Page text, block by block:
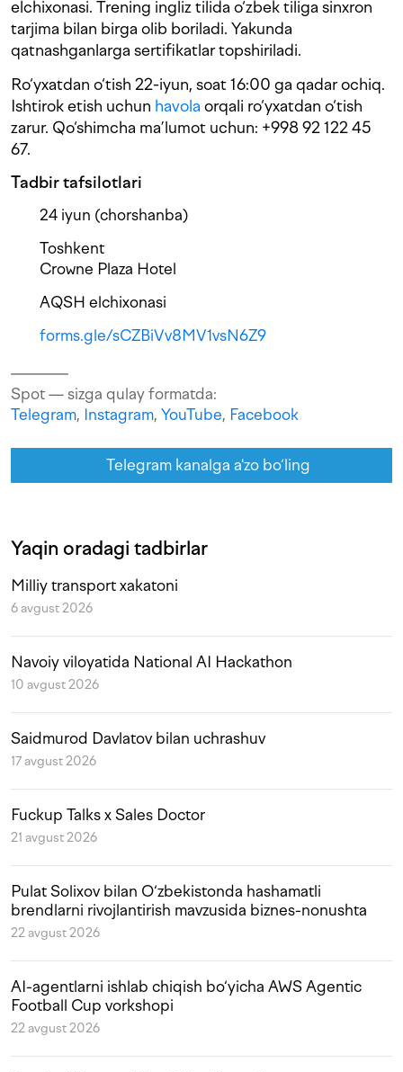
elchixonasi. Trening ingliz tilida o‘zbek tiliga sinxron
tarjima bilan birga olib boriladi. Yakunda
qatnashganlarga sertifikatlar topshiriladi.
Ro‘yxatdan o‘tish 22-iyun, soat 16:00 ga qadar ochiq.
Ishtirok etish uchun havola orqali ro‘yxatdan o‘tish
zarur. Qo‘shimcha ma’lumot uchun: +998 92 122 45
67.
Tadbir tafsilotlari
24 iyun (chorshanba)
Toshkent
Crowne Plaza Hotel
AQSH elchixonasi
forms.gle/sCZBiVv8MV1vsN6Z9
Spot — sizga qulay formatda:
Telegram, Instagram, YouTube, Facebook
Telegram kanalga a'zo bo‘ling
Yaqin oradagi tadbirlar
Milliy transport xakatoni
6 avgust 2026
Navoiy viloyatida National AI Hackathon
10 avgust 2026
Saidmurod Davlatov bilan uchrashuv
17 avgust 2026
Fuckup Talks x Sales Doctor
21 avgust 2026
Pulat Solixov bilan O‘zbekistonda hashamatli
brendlarni rivojlantirish mavzusida biznes-nonushta
22 avgust 2026
AI-agentlarni ishlab chiqish bo‘yicha AWS Agentic
Football Cup vorkshopi
22 avgust 2026